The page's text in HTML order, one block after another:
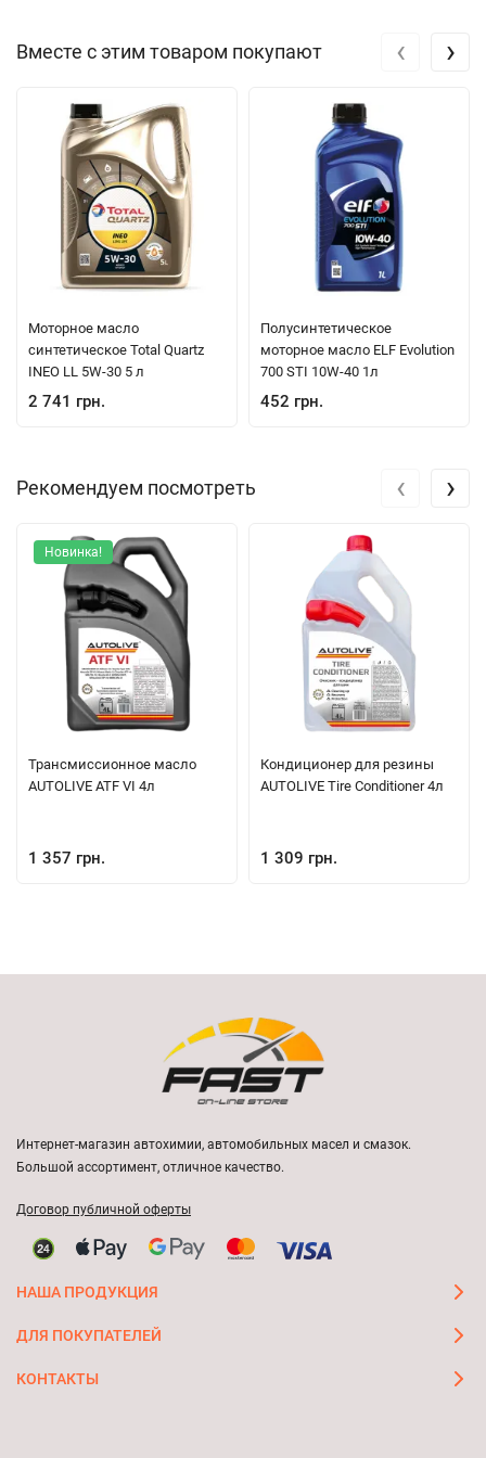
Вместе с этим товаром покупают
Моторное масло
синтетическое Total Quartz
INEO LL 5W-30 5 л
2 741 грн.
Полуcинтетическое
моторное масло ELF Evolution
700 STI 10W-40 1л
452 грн.
‹ ›
Рекомендуем посмотреть
Новинка!
Трансмиссионное масло
AUTOLIVE ATF VI 4л
1 357 грн.
Кондиционер для резины
AUTOLIVE Tire Conditioner 4л
1 309 грн.
‹ ›
Интернет-магазин автохимии, автомобильных масел и смазок.
Большой ассортимент, отличное качество.
Договор публичной оферты
НАША ПРОДУКЦИЯ
ДЛЯ ПОКУПАТЕЛЕЙ
КОНТАКТЫ